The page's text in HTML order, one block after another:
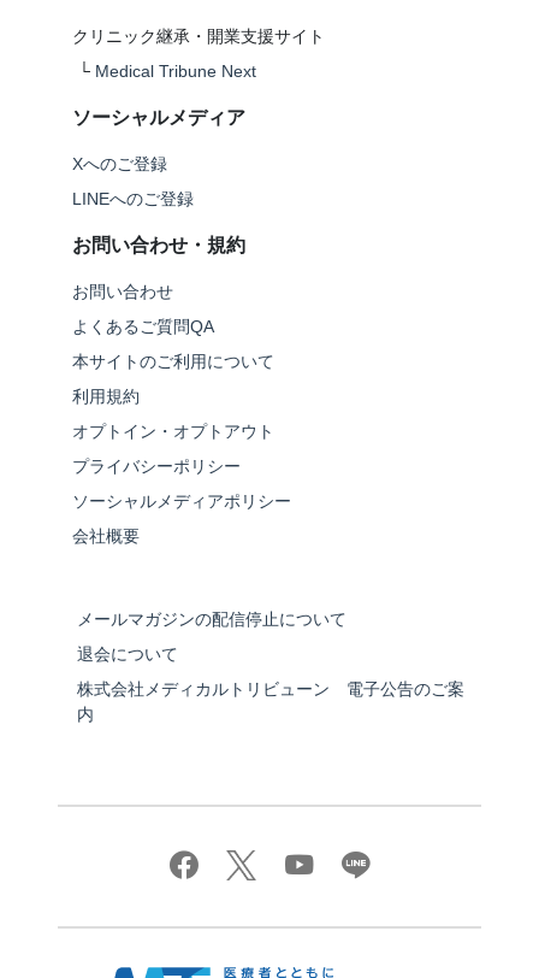
クリニック継承・開業支援サイト
└ Medical Tribune Next
ソーシャルメディア
Xへのご登録
LINEへのご登録
お問い合わせ・規約
お問い合わせ
よくあるご質問QA
本サイトのご利用について
利用規約
オプトイン・オプトアウト
プライバシーポリシー
ソーシャルメディアポリシー
会社概要
メールマガジンの配信停止について
退会について
株式会社メディカルトリビューン 電子公告のご案
内